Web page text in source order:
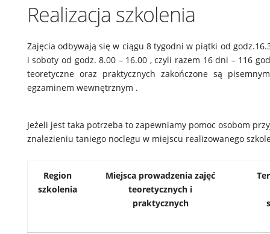
Realizacja szkolenia
Zajęcia odbywają się w ciągu 8 tygodni w piątki od
i soboty od godz. 8.00 – 16.00 , czyli razem 16 dni – 116
teoretyczne oraz praktycznych zakończone są
egzaminem wewnętrznym .
Jeżeli jest taka potrzeba to zapewniamy pomoc osobom
znalezieniu taniego noclegu w miejscu realizowanego
Region
szkolenia
Miejsca prowadzenia zajęć
teoretycznych i
praktycznych